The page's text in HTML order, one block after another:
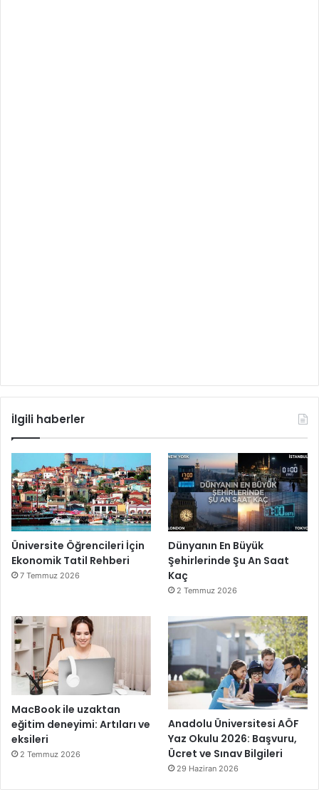
İlgili haberler
Üniversite Öğrencileri İçin
Ekonomik Tatil Rehberi
7 Temmuz 2026
Dünyanın En Büyük
Şehirlerinde Şu An Saat
Kaç
2 Temmuz 2026
MacBook ile uzaktan
eğitim deneyimi: Artıları ve
eksileri
2 Temmuz 2026
Anadolu Üniversitesi AÖF
Yaz Okulu 2026: Başvuru,
Ücret ve Sınav Bilgileri
29 Haziran 2026